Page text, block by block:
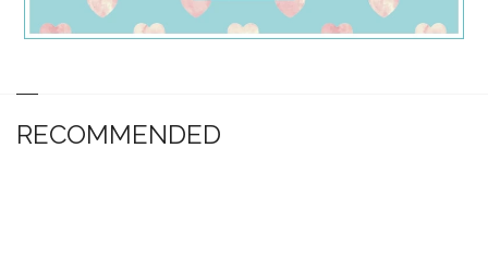
RECOMMENDED